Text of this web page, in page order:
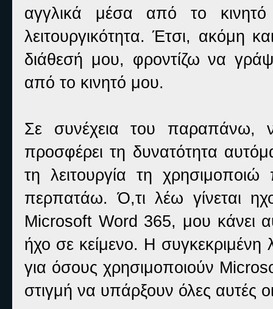
αγγλικά μέσα από το
λειτουργικότητα. Έτσι, ακόμη
διάθεσή μου, φροντίζω να
από το κινητό μου.
Σε συνέχεια του παραπάνω,
προσφέρει τη δυνατότητα
τη λειτουργία τη
περπατάω. Ό,τι λέω γίνεται
Microsoft Word 365, μου κάνει
ήχο σε κείμενο. Η συγκεκριμένη
για όσους χρησιμοποιούν
στιγμή να υπάρξουν όλες αυτές